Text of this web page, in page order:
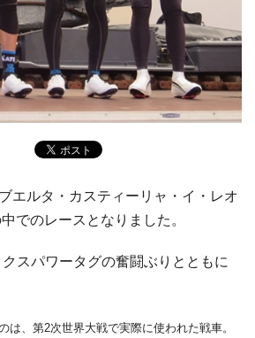
エルタ・カスティーリャ・イ・レオ
でのレースとなりました。
スパワータグの奮闘ぶりとともに
、第2次世界大戦で実際に使われた戦車。